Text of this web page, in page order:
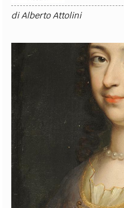
diAlberto Attolini